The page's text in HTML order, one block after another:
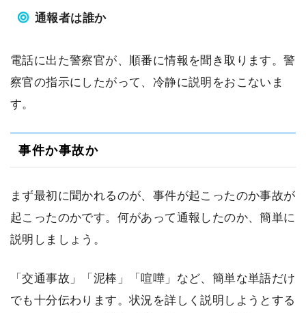
通報者は誰か
電話に出た警察官が、順番に情報を聞き取ります。警
察官の指示にしたがって、冷静に説明をおこないま
す。
事件か事故か
まず最初に聞かれるのが、事件が起こったのか事故が
起こったのかです。何があって通報したのか、簡単に
説明しましょう。
「交通事故」「泥棒」「喧嘩」など、簡単な単語だけ
でも十分伝わります。状況を詳しく説明しようとする